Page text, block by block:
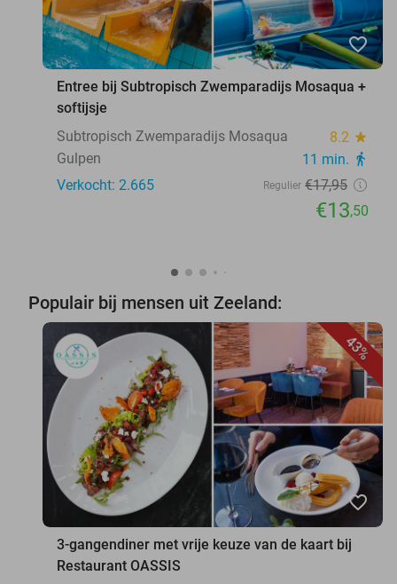
favorite_border
Entree bij Subtropisch Zwemparadijs Mosaqua +
softijsje
Subtropisch Zwemparadijs Mosaqua
8.2 star
Gulpen 11 min. directions_walk
Verkocht: 2.665 Regulier €17,95
€13,50
Populair bij mensen uit Zeeland:
43%
favorite_border
3-gangendiner met vrije keuze van de kaart bij
Restaurant OASSIS